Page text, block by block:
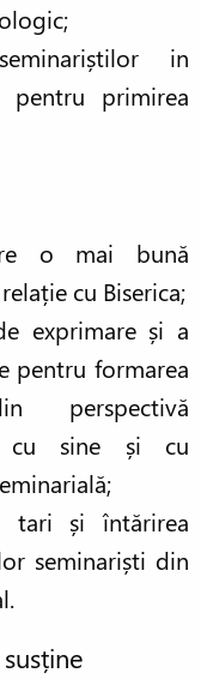
in
pentru primirea
o mai bună
cu Biserica;
exprimare și a
pentru formarea
perspectivă
cu sine și cu
tari și întărirea
seminariști din